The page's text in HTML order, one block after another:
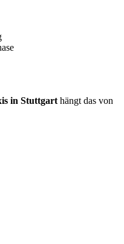
in Stuttgart hängt das von